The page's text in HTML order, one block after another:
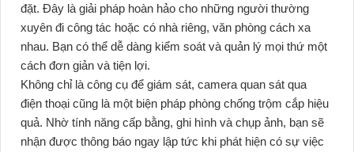
đặt. Đây là giải pháp hoàn hảo cho những người thường
xuyên đi công tác hoặc có nhà riêng, văn phòng cách xa
nhau. Bạn có thể dễ dàng kiểm soát và quản lý mọi thứ một
cách đơn giản và tiện lợi.
Không chỉ là công cụ để giám sát, camera quan sát qua
điện thoại cũng là một biện pháp phòng chống trộm cắp hiệu
quả. Nhờ tính năng cấp bằng, ghi hình và chụp ảnh, bạn sẽ
nhận được thông báo ngay lập tức khi phát hiện có sự việc